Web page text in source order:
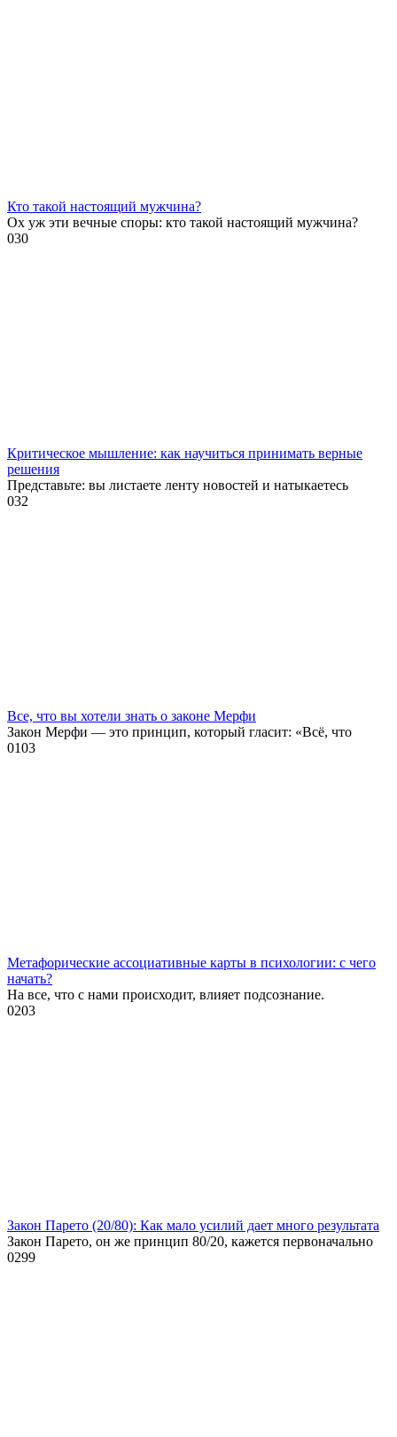
Кто такой настоящий мужчина?
Ох уж эти вечные споры: кто такой настоящий мужчина?
030
Критическое мышление: как научиться принимать верные
решения
Представьте: вы листаете ленту новостей и натыкаетесь
032
Все, что вы хотели знать о законе Мерфи
Закон Мерфи — это принцип, который гласит: «Всё, что
0103
Метафорические ассоциативные карты в психологии: с чего
начать?
На все, что с нами происходит, влияет подсознание.
0203
Закон Парето (20/80): Как мало усилий дает много результата
Закон Парето, он же принцип 80/20, кажется первоначально
0299